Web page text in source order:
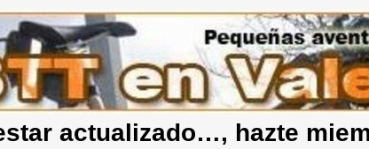
actualizado…, hazte